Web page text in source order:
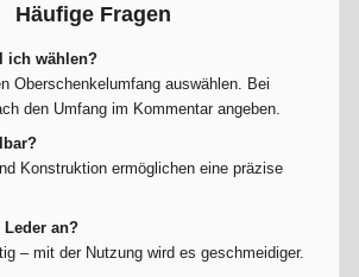
Häufige Fragen
ich wählen?
Oberschenkelumfang auswählen. Bei
den Umfang im Kommentar angeben.
Konstruktion ermöglichen eine präzise
an?
– mit der Nutzung wird es geschmeidiger.